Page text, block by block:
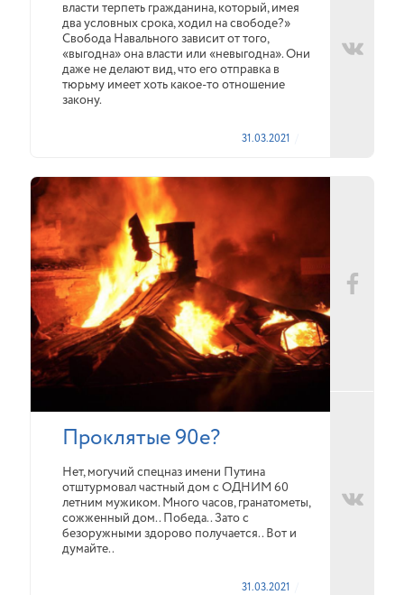
власти терпеть гражданина, который, имея
два условных срока, ходил на свободе?»
Свобода Навального зависит от того,
«выгодна» она власти или «невыгодна». Они
даже не делают вид, что его отправка в
тюрьму имеет хоть какое-то отношение
закону.
31.03.2021
Проклятые 90е?
Нет, могучий спецназ имени Путина
отштурмовал частный дом с ОДНИМ 60
летним мужиком. Много часов, гранатометы,
сожженный дом.. Победа.. Зато с
безоружными здорово получается.. Вот и
думайте..
31.03.2021